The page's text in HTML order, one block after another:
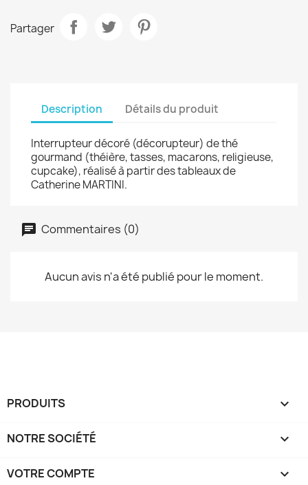
Partager
Description Détails du produit
Interrupteur décoré (décorupteur) de thé
gourmand (théière, tasses, macarons, religieuse,
cupcake), réalisé à partir des tableaux de
Catherine MARTINI.
Commentaires (0)
Aucun avis n'a été publié pour le moment.
PRODUITS 
NOTRE SOCIÉTÉ 
VOTRE COMPTE 